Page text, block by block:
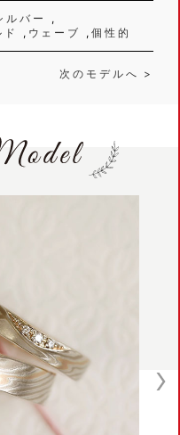
ルバー
ウェーブ 個性的
次のモデルへ >